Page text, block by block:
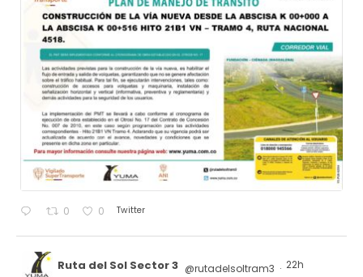
0 0 Twitter
Ruta del Sol Sector 3 @rutadelsoltram3 · 22h